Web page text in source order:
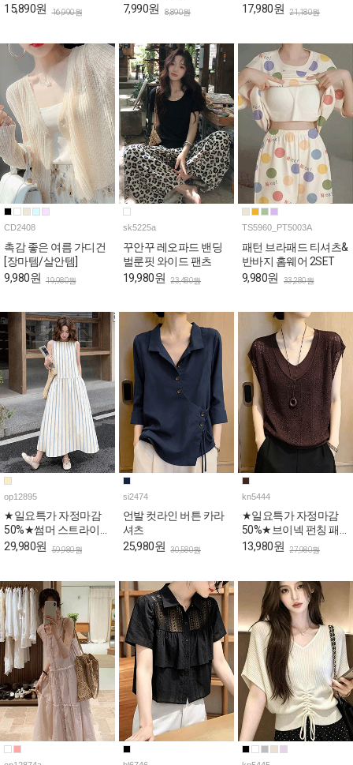
15,890원 16,990원 7,990원 8,890원 17,980원 21,180원
CD2408
촉감 좋은 여름 가디건
[장마템/살안템]
9,980원 19,980원
sk5225a
꾸안꾸 레오파드 밴딩
벌룬핏 와이드 팬츠
19,980원 23,480원
TS5960_PT5003A
패턴 브라패드 티셔츠&
반바지 홈웨어 2SET
9,980원 33,280원
op12895
★일요특가 자정마감
50%★썸머 스트라이프
민소매 원피스
29,980원 59,980원
si2474
언발 컷라인 버튼 카라
셔츠
25,980원 30,580원
kn5444
★일요특가 자정마감
50%★브이넥 펀칭 패
턴 캡소매 니트탑
13,980원 27,980원